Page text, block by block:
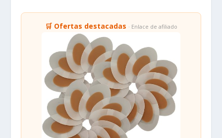
🛒 Ofertas destacadas · Enlace de afiliado